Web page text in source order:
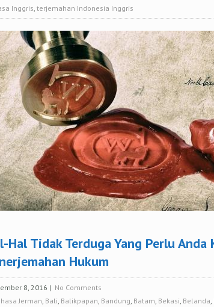
Inggris, terjemahan Indonesia Inggris
Hal Tidak Terduga Yang Perlu Anda
Hukum
8, 2016 | No Comments
Jerman, Bali, Balikpapan, Bandung, Batam, Bekasi, Belanda,